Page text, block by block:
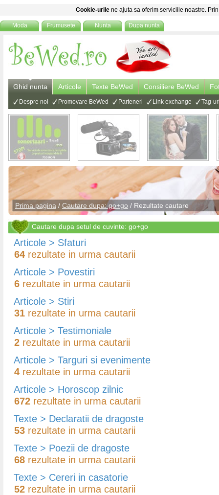
Cookie-urile ne ajuta sa oferim serviciile noastre.
Moda Frumusete Nunta Dupa nunta
Ghid nunta Articole Texte BeWed Consiliere BeWed
Despre noi Promovare BeWed Parteneri Link exchange Tag-
Prima pagina / Cautare dupa: go+go / Rezultate cautare
Cautare dupa setul de cuvinte: go+go
Articole > Sfaturi
64 rezultate in urma cautarii
Articole > Povestiri
6 rezultate in urma cautarii
Articole > Stiri
31 rezultate in urma cautarii
Articole > Testimoniale
2 rezultate in urma cautarii
Articole > Targuri si evenimente
4 rezultate in urma cautarii
Articole > Horoscop zilnic
672 rezultate in urma cautarii
Texte > Declaratii de dragoste
53 rezultate in urma cautarii
Texte > Poezii de dragoste
68 rezultate in urma cautarii
Texte > Cereri in casatorie
52 rezultate in urma cautarii